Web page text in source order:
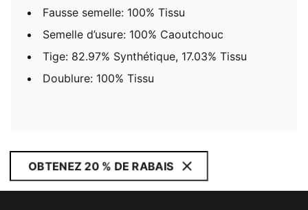
Fausse semelle: 100% Tissu
Semelle d’usure: 100% Caoutchouc
Tige: 82.97% Synthétique, 17.03% Tissu
Doublure: 100% Tissu
OBTENEZ 20 % DE RABAIS